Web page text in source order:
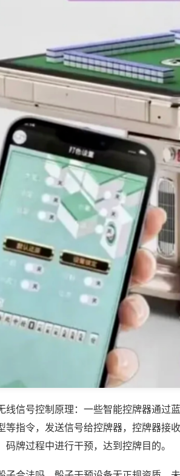
线信号控制原理：一些智能控牌器通过
等指令，发送信号给控牌器，控牌器接
码牌过程中进行干预，达到控牌目的。